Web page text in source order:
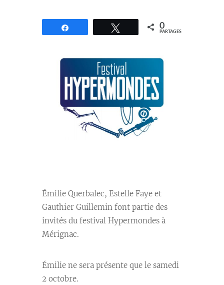
Tweetez 0
PARTAGES
Émilie Querbalec, Estelle Faye et
Gauthier Guillemin font partie des
invités du festival Hypermondes à
Mérignac.
Émilie ne sera présente que le samedi
2 octobre.